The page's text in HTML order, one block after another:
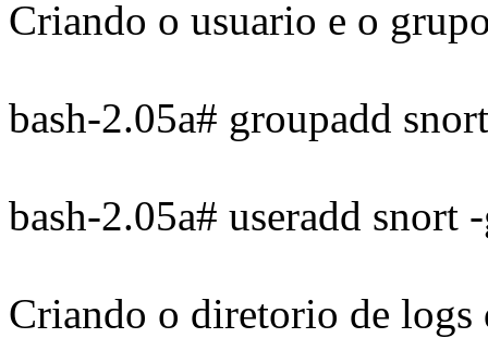
Criando o usuario e o
bash-2.05a# groupadd snort
bash-2.05a# useradd snort
Criando o diretorio de logs